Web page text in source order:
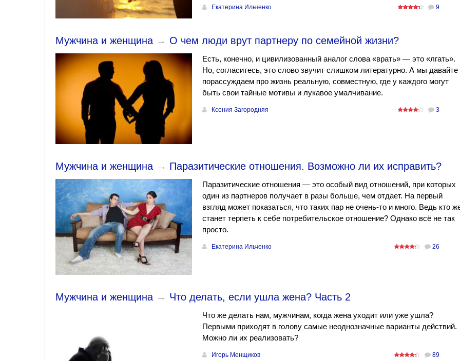
Екатерина Ильченко 9
Мужчина и женщина → О чем люди врут партнеру по семейной жизни?
Есть, конечно, и цивилизованный аналог слова «врать» — это «лгать».
Но, согласитесь, это слово звучит слишком литературно. А мы давайте
порассуждаем про жизнь реальную, совместную, где у каждого могут
быть свои тайные мотивы и лукавое умалчивание.
Ксения Загородняя 3
Мужчина и женщина → Паразитические отношения. Возможно ли их исправить?
Паразитические отношения — это особый вид отношений, при которых
один из партнеров получает в разы больше, чем отдает. На первый
взгляд может показаться, что таких пар не очень-то и много. Ведь кто
станет терпеть к себе потребительское отношение? Однако всё не так
просто.
Екатерина Ильченко 26
Мужчина и женщина → Что делать, если ушла жена? Часть 2
Что же делать нам, мужчинам, когда жена уходит или уже ушла?
Первыми приходят в голову самые неоднозначные варианты действий.
Можно ли их реализовать?
Игорь Менщиков 89